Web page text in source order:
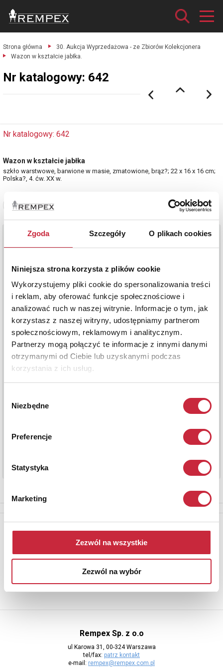
Zgoda Szczegóły O plikach cookies
Niniejsza strona korzysta z plików cookie
Wykorzystujemy pliki cookie do spersonalizowania treści
i reklam, aby oferować funkcje społecznościowe i
analizować ruch w naszej witrynie. Informacje o tym, jak
korzystasz z naszej witryny, udostępniamy partnerom
społecznościowym, reklamowym i analitycznym.
Partnerzy mogą połączyć te informacje z innymi danymi
otrzymanymi od Ciebie lub uzyskanymi podczas
korzystania z ich usług.
zgody
Niezbędne
Preferencje
Statystyka
Marketing
Zezwól na wszystkie
Zezwól na wybór
Strona główna
30. Aukcja Wyprzedażowa - ze Zbiorów Kolekcjonera
Wazon w kształcie jabłka.
Nr katalogowy: 642
Nr katalogowy: 642
Wazon w kształcie jabłka
szkło warstwowe, barwione w masie, zmatowione, brąz?; 22 x 16 x 16 cm;
Polska?, 4. ćw. XX w.
Zobacz pełne informacje
Aby otrzymywać informacje o nowych aukcjach, prosimy podać
Rempex Sp. z o.o
ul Karowa 31, 00-324 Warszawa
tel/fax: patrz kontakt
e-mail: rempex@rempex.com.pl